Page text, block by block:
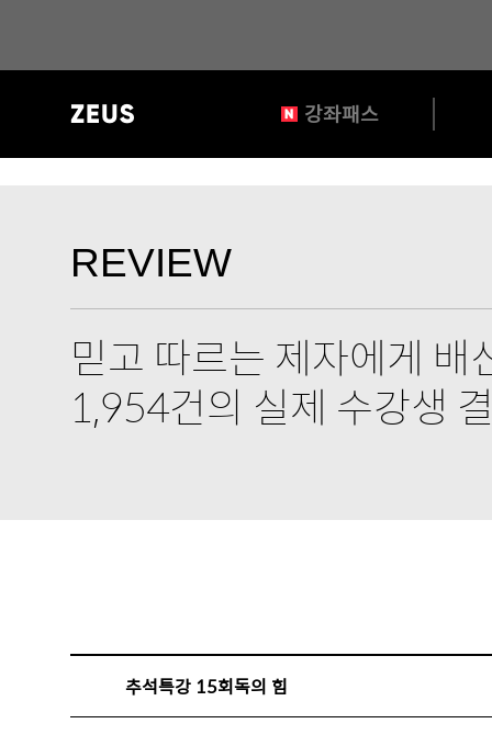
역
강좌패스
REVIEW
믿고 따르는 제자에게 배
1,954건의 실제 수강생
추석특강 15회독의 힘